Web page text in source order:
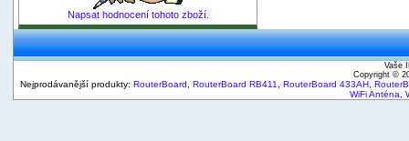
Napsat hodnocení tohoto zboží.
Vaše
Copyright ©
Nejprodávanější produkty: RouterBoard RouterBoard RB411 RouterBoard 433AH
WiFi Anténa